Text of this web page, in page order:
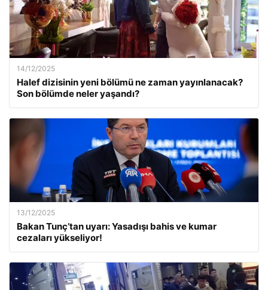
14/12/2025
Halef dizisinin yeni bölümü ne zaman yayınlanacak?
Son bölümde neler yaşandı?
13/12/2025
Bakan Tunç’tan uyarı: Yasadışı bahis ve kumar
cezaları yükseliyor!